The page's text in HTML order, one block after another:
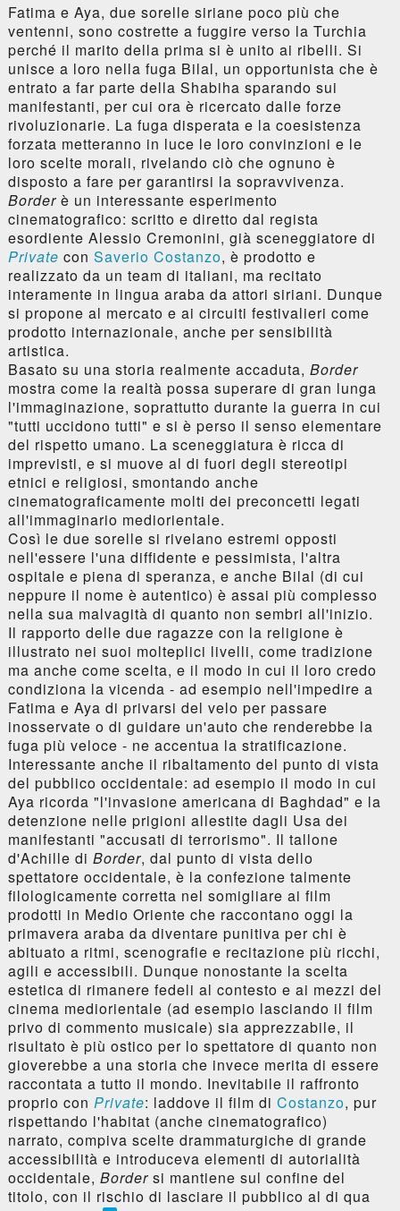
Fatima e Aya, due sorelle siriane poco più che
ventenni, sono costrette a fuggire verso la Turchia
perché il marito della prima si è unito ai ribelli. Si
unisce a loro nella fuga Bilal, un opportunista che è
entrato a far parte della Shabiha sparando sui
manifestanti, per cui ora è ricercato dalle forze
rivoluzionarie. La fuga disperata e la coesistenza
forzata metteranno in luce le loro convinzioni e le
loro scelte morali, rivelando ciò che ognuno è
disposto a fare per garantirsi la sopravvivenza.
Borderè un interessante esperimento
cinematografico: scritto e diretto dal regista
esordiente Alessio Cremonini, già sceneggiatore di
Private con Saverio Costanzo, è prodotto e
realizzato da un team di italiani, ma recitato
interamente in lingua araba da attori siriani. Dunque
si propone al mercato e ai circuiti festivalieri come
prodotto internazionale, anche per sensibilità
artistica.
Basato su una storia realmente accaduta, Border
mostra come la realtà possa superare di gran lunga
l'immaginazione, soprattutto durante la guerra in cui
"tutti uccidono tutti" e si è perso il senso elementare
del rispetto umano. La sceneggiatura è ricca di
imprevisti, e si muove al di fuori degli stereotipi
etnici e religiosi, smontando anche
cinematograficamente molti dei preconcetti legati
all'immaginario mediorientale.
Così le due sorelle si rivelano estremi opposti
nell'essere l'una diffidente e pessimista, l'altra
ospitale e piena di speranza, e anche Bilal (di cui
neppure il nome è autentico) è assai più complesso
nella sua malvagità di quanto non sembri all'inizio.
Il rapporto delle due ragazze con la religione è
illustrato nei suoi molteplici livelli, come tradizione
ma anche come scelta, e il modo in cui il loro credo
condiziona la vicenda - ad esempio nell'impedire a
Fatima e Aya di privarsi del velo per passare
inosservate o di guidare un'auto che renderebbe la
fuga più veloce - ne accentua la stratificazione.
Interessante anche il ribaltamento del punto di vista
del pubblico occidentale: ad esempio il modo in cui
Aya ricorda "l'invasione americana di Baghdad" e la
detenzione nelle prigioni allestite dagli Usa dei
manifestanti "accusati di terrorismo". Il tallone
d'Achille di Border, dal punto di vista dello
spettatore occidentale, è la confezione talmente
filologicamente corretta nel somigliare ai film
prodotti in Medio Oriente che raccontano oggi la
primavera araba da diventare punitiva per chi è
abituato a ritmi, scenografie e recitazione più ricchi,
agili e accessibili. Dunque nonostante la scelta
estetica di rimanere fedeli al contesto e ai mezzi del
cinema mediorientale (ad esempio lasciando il film
privo di commento musicale) sia apprezzabile, il
risultato è più ostico per lo spettatore di quanto non
gioverebbe a una storia che invece merita di essere
raccontata a tutto il mondo. Inevitabile il raffronto
proprio con Private: laddove il film di Costanzo, pur
rispettando l'habitat (anche cinematografico)
narrato, compiva scelte drammaturgiche di grande
accessibilità e introduceva elementi di autorialità
occidentale, Bordersi mantiene sul confine del
titolo, con il rischio di lasciare il pubblico al di qua